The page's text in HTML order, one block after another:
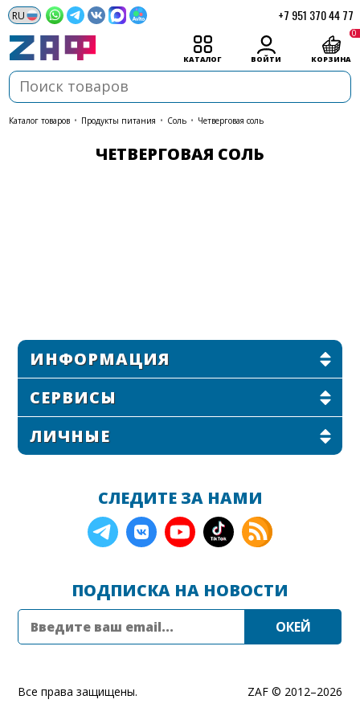
+7 951 370 44 77
КАТАЛОГ ВОЙТИ КОРЗИНА
0
каталог товаров • Продукты питания • Соль • Четверговая соль
ЧЕТВЕРГОВАЯ СОЛЬ
ИНФОРМАЦИЯ
СЕРВИСЫ
ЛИЧНЫЕ
СЛЕДИТЕ ЗА НАМИ
ПОДПИСКА НА НОВОСТИ
ZAF © 2012–2026
Все права защищены.